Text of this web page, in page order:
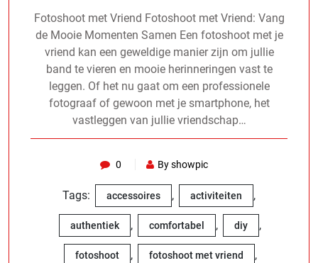
Fotoshoot met Vriend Fotoshoot met Vriend: Vang
de Mooie Momenten Samen Een fotoshoot met je
vriend kan een geweldige manier zijn om jullie
band te vieren en mooie herinneringen vast te
leggen. Of het nu gaat om een professionele
fotograaf of gewoon met je smartphone, het
vastleggen van jullie vriendschap…
0 By showpic
Tags: accessoires , activiteiten ,
authentiek , comfortabel , diy ,
fotoshoot , fotoshoot met vriend ,